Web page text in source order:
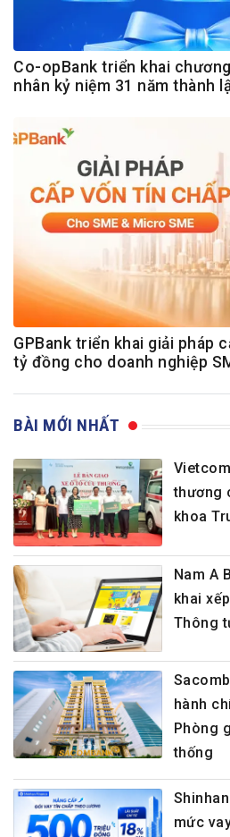
Co-opBank triển khai
nhân kỷ niệm 31 năm thành
GPBank triển khai giải pháp
tỷ đồng cho doanh nghiệp
BÀI MỚI NHẤT
thương
khoa
Nam A
khai
Thông
hành
Phòng
thống
mức